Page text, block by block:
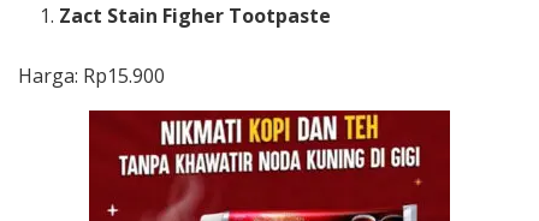
Zact Stain Figher Tootpaste
Harga: Rp15.900